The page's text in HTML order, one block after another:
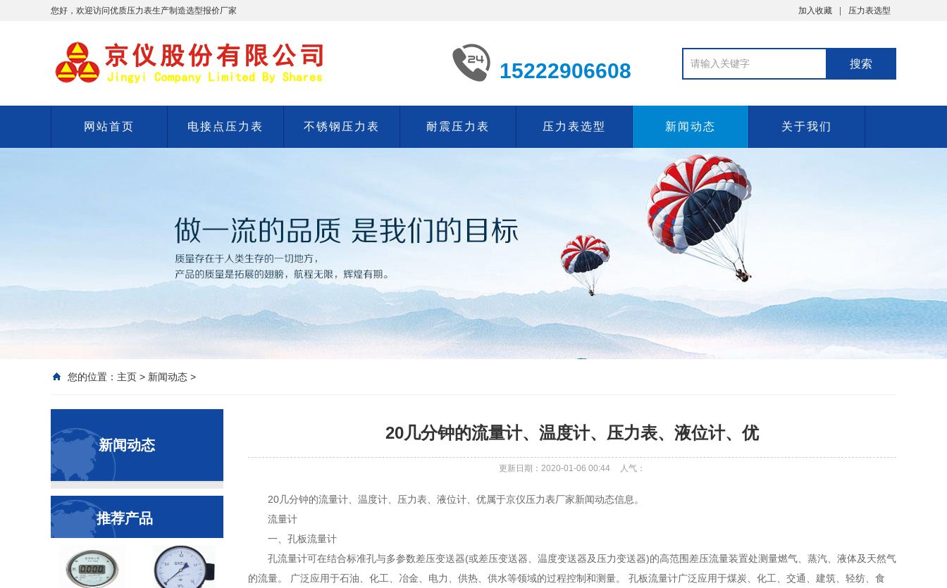
您好，欢迎访问优质压力表生产制造选型报价厂家 加入收藏 压力表选型
15222906608
网站首页 电接点压力表 不锈钢压力表 耐震压力表 压力表选型 新闻动态 关于我们
您的位置： 主页 > 新闻动态 >
新闻动态
推荐产品
20几分钟的流量计、温度计、压力表、液位计、优
更新日期：2020-01-06 00:44 人气：
20几分钟的流量计、温度计、压力表、液位计、优属于京仪压力表厂家新闻动态信息。
流量计
一、孔板流量计
孔流量计可在结合标准孔与多参数差压变送器(或差压变送器、温度变送器及压力变送器)的高范围差压流量装置处测量燃气、蒸汽、液体及天然气
的流量。 广泛应用于石油、化工、冶金、电力、供热、供水等领域的过程控制和测量。 孔板流量计广泛应用于煤炭、化工、交通、建筑、轻纺、食